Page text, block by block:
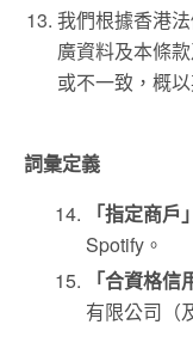
我們根據香港
廣資料及本條
或不一致，概
詞彙定義
「指定商戶
Spotify。
「合資格信
有限公司（